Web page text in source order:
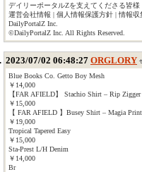
デイリーポータルZを支えてくださる皆様
運営会社情報 | 個人情報保護方針 | 情報
DailyPortalZ Inc.
©DailyPortalZ Inc. All Rights Reserved.
2023/07/02 06:48:27 ORGLORY
Blue Books Co. Getto Boy Mesh
￥14,000
【FAR AFIELD】 Stachio Shirt – Rip
￥15,000
【 FAR AFIELD 】Busey Shirt – Magia Print
￥19,000
Tropical Tapered Easy
￥15,000
Sta-Prest L/H Denim
￥14,000
Br